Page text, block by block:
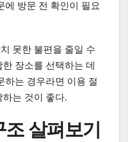
에 방문 전 확인이 필요
못한 불편을 줄일 수
장소를 선택하는 데
하는 경우라면 이용 절
는 것이 좋다.
살펴보기